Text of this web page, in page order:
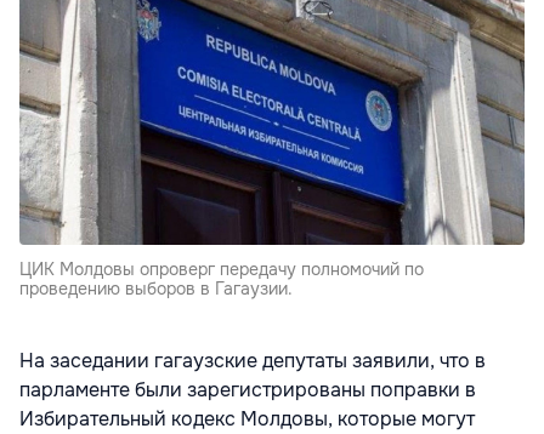
ЦИК Молдовы опроверг передачу полномочий по
проведению выборов в Гагаузии.
На заседании гагаузские депутаты заявили, что в
парламенте были зарегистрированы поправки в
Избирательный кодекс Молдовы, которые могут